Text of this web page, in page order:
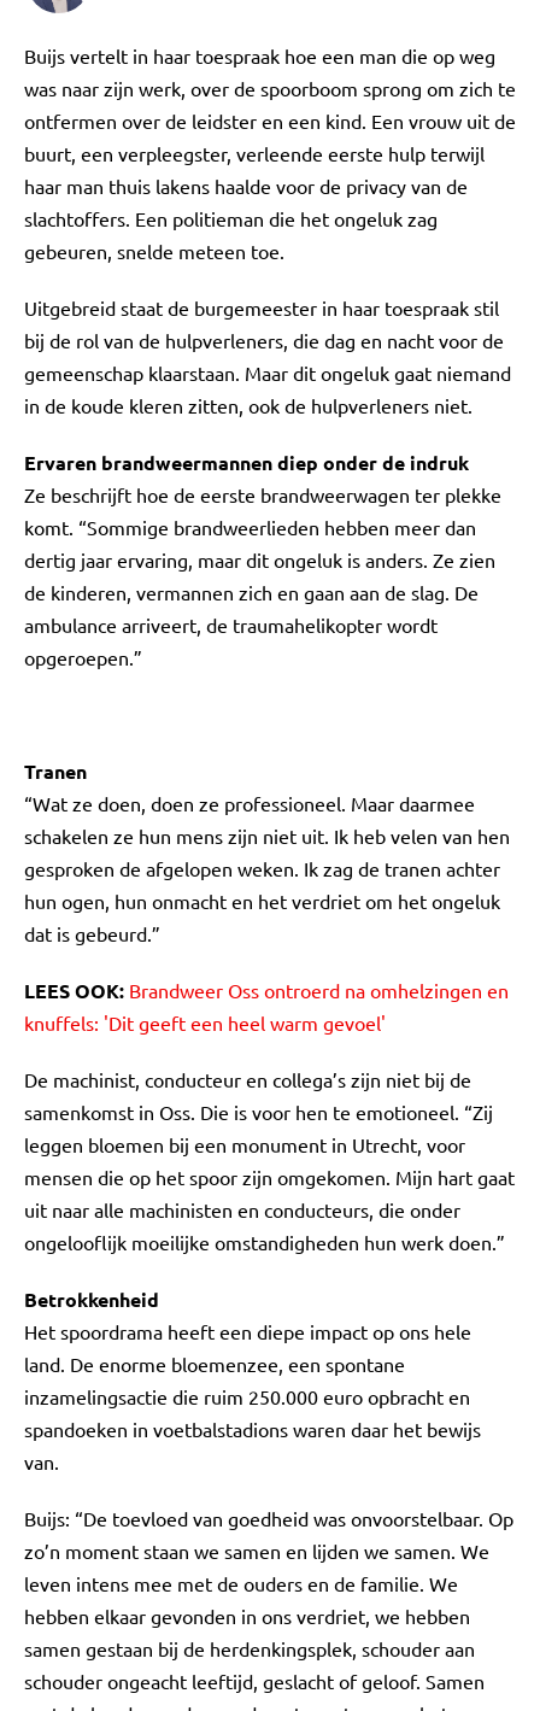
Buijs vertelt in haar toespraak hoe een man die op weg
was naar zijn werk, over de spoorboom sprong om zich te
ontfermen over de leidster en een kind. Een vrouw uit de
buurt, een verpleegster, verleende eerste hulp terwijl
haar man thuis lakens haalde voor de privacy van de
slachtoffers. Een politieman die het ongeluk zag
gebeuren, snelde meteen toe.
Uitgebreid staat de burgemeester in haar toespraak stil
bij de rol van de hulpverleners, die dag en nacht voor de
gemeenschap klaarstaan. Maar dit ongeluk gaat niemand
in de koude kleren zitten, ook de hulpverleners niet.
Ervaren brandweermannen diep onder de indruk
Ze beschrijft hoe de eerste brandweerwagen ter plekke
komt. “Sommige brandweerlieden hebben meer dan
dertig jaar ervaring, maar dit ongeluk is anders. Ze zien
de kinderen, vermannen zich en gaan aan de slag. De
ambulance arriveert, de traumahelikopter wordt
opgeroepen.”
Tranen
“Wat ze doen, doen ze professioneel. Maar daarmee
schakelen ze hun mens zijn niet uit. Ik heb velen van hen
gesproken de afgelopen weken. Ik zag de tranen achter
hun ogen, hun onmacht en het verdriet om het ongeluk
dat is gebeurd.”
LEES OOK: Brandweer Oss ontroerd na omhelzingen en
knuffels: 'Dit geeft een heel warm gevoel'
De machinist, conducteur en collega’s zijn niet bij de
samenkomst in Oss. Die is voor hen te emotioneel. “Zij
leggen bloemen bij een monument in Utrecht, voor
mensen die op het spoor zijn omgekomen. Mijn hart gaat
uit naar alle machinisten en conducteurs, die onder
ongelooflijk moeilijke omstandigheden hun werk doen.”
Betrokkenheid
Het spoordrama heeft een diepe impact op ons hele
land. De enorme bloemenzee, een spontane
inzamelingsactie die ruim 250.000 euro opbracht en
spandoeken in voetbalstadions waren daar het bewijs
van.
Buijs: “De toevloed van goedheid was onvoorstelbaar. Op
zo’n moment staan we samen en lijden we samen. We
leven intens mee met de ouders en de familie. We
hebben elkaar gevonden in ons verdriet, we hebben
samen gestaan bij de herdenkingsplek, schouder aan
schouder ongeacht leeftijd, geslacht of geloof. Samen